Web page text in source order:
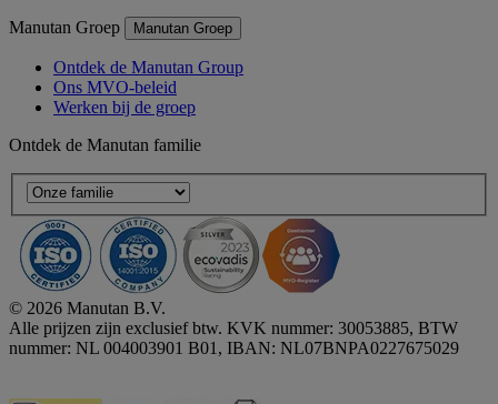
Manutan Groep Manutan Groep
Ontdek de Manutan Group
Ons MVO-beleid
Werken bij de groep
Ontdek de Manutan familie
© 2026 Manutan B.V.
Alle prijzen zijn exclusief btw. KVK nummer: 30053885, BTW
nummer: NL 004003901 B01, IBAN: NL07BNPA0227675029